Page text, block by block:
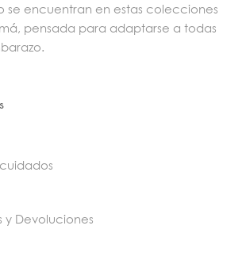
se encuentran en estas colecciones
pensada para adaptarse a todas
y Devoluciones